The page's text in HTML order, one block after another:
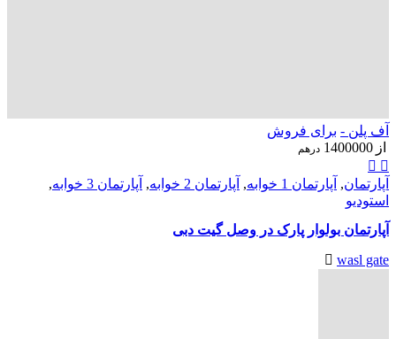
آف پلن - برای فروش
از 1400000 درهم
آپارتمان, آپارتمان 1 خوابه , آپارتمان 2 خوابه , آپارتمان 3 خوابه
,
استودیو
آپارتمان بولوار پارک در وصل گیت دبی
wasl gate